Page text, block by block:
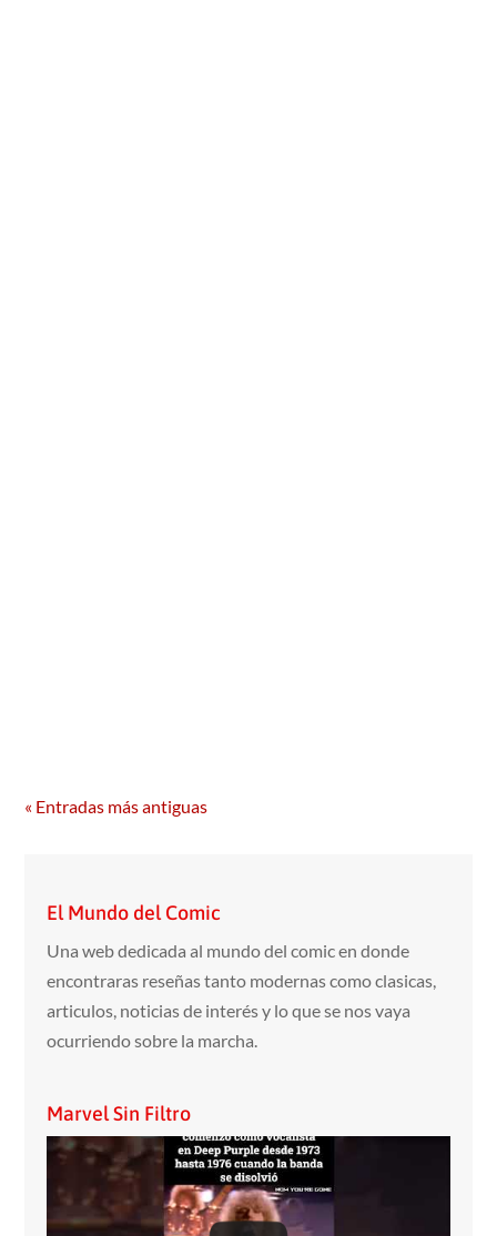
« Entradas más antiguas
El Mundo del Comic
Una web dedicada al mundo del comic en donde
encontraras reseñas tanto modernas como clasicas,
articulos, noticias de interés y lo que se nos vaya
ocurriendo sobre la marcha.
Marvel Sin Filtro